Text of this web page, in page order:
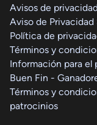
Avisos de
Aviso de
Política de
Términos y
Información para
Buen Fin -
Términos y
patrocinios